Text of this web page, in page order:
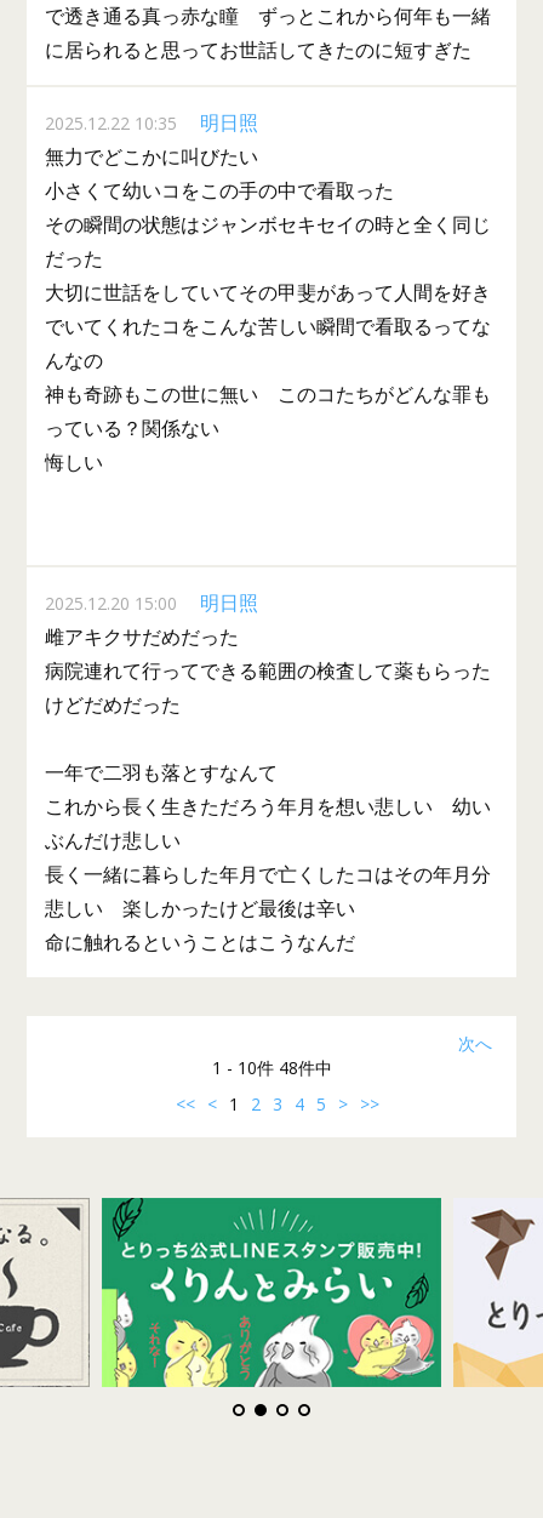
で透き通る真っ赤な瞳 ずっとこれから何年も一緒
に居られると思ってお世話してきたのに短すぎた
2025.12.22 10:35
明日照
無力でどこかに叫びたい
小さくて幼いコをこの手の中で看取った
その瞬間の状態はジャンボセキセイの時と全く同じ
だった
大切に世話をしていてその甲斐があって人間を好き
でいてくれたコをこんな苦しい瞬間で看取るってな
んなの
神も奇跡もこの世に無い このコたちがどんな罪も
っている？関係ない
悔しい
2025.12.20 15:00
明日照
雌アキクサだめだった
病院連れて行ってできる範囲の検査して薬もらった
けどだめだった
一年で二羽も落とすなんて
これから長く生きただろう年月を想い悲しい 幼い
ぶんだけ悲しい
長く一緒に暮らした年月で亡くしたコはその年月分
悲しい 楽しかったけど最後は辛い
命に触れるということはこうなんだ
次へ
1 - 10件 48件中
<< < 1 2 3 4 5 > >>